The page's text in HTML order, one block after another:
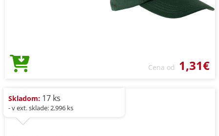
Cena od 1,31€
Skladom: 17 ks
- v ext. sklade: 2.996 ks